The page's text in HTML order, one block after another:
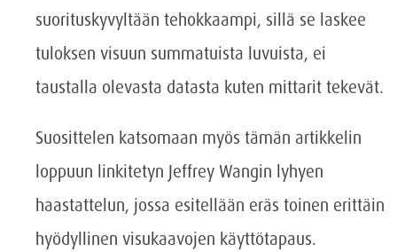
suorituskyvyltään tehokkaampi, sillä se laskee
tuloksen visuun summatuista luvuista, ei
taustalla olevasta datasta kuten mittarit tekevät.
Suosittelen katsomaan myös tämän artikkelin
loppuun linkitetyn Jeffrey Wangin lyhyen
haastattelun, jossa esitellään eräs toinen erittäin
hyödyllinen visukaavojen käyttötapaus.